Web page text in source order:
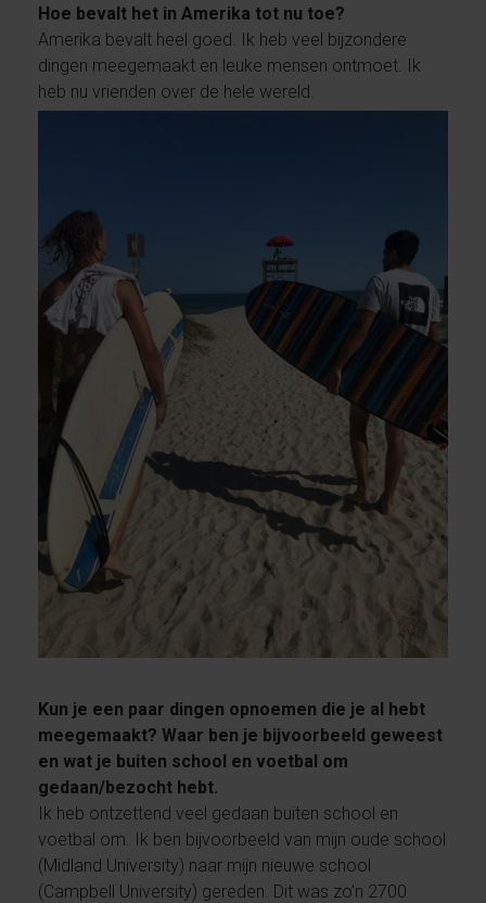
Hoe bevalt het in Amerika tot nu toe?
Amerika bevalt heel goed. Ik heb veel bijzondere
dingen meegemaakt en leuke mensen ontmoet. Ik
heb nu vrienden over de hele wereld.
Kun je een paar dingen opnoemen die je al hebt
meegemaakt? Waar ben je bijvoorbeeld geweest
en wat je buiten school en voetbal om
gedaan/bezocht hebt.
Ik heb ontzettend veel gedaan buiten school en
voetbal om. Ik ben bijvoorbeeld van mijn oude school
(Midland University) naar mijn nieuwe school
(Campbell University) gereden. Dit was zo’n 2700